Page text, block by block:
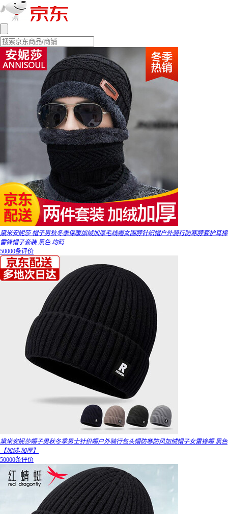
黛米安妮莎 帽子男秋冬季保暖加绒加厚毛线帽女围脖针织帽户外骑行防寒脖套护耳棉
雷锋帽子套装 黑色 均码
50000条评价
黛米安妮莎帽子男秋冬季男士针织帽户外骑行包头帽防寒防风加绒帽子女雷锋帽 黑色
【加绒-加厚】
50000条评价